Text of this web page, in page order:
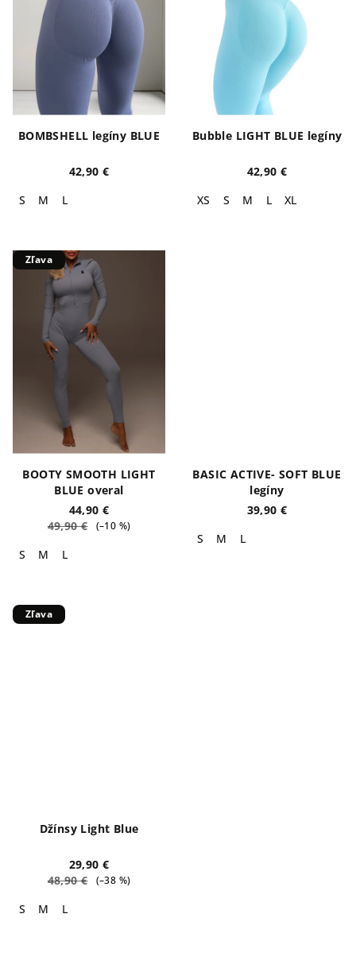
BOMBSHELL legíny BLUE
42,90 €
S
M L
Bubble LIGHT BLUE legíny
42,90 €
XS
S M L XL
Zľava
BOOTY SMOOTH LIGHT
BLUE overal
44,90 €
49,90 €
(–10 %)
S M L
BASIC ACTIVE- SOFT BLUE
legíny
39,90 €
S
M L
Zľava
Džínsy Light Blue
29,90 €
48,90 €
(–38 %)
S M L